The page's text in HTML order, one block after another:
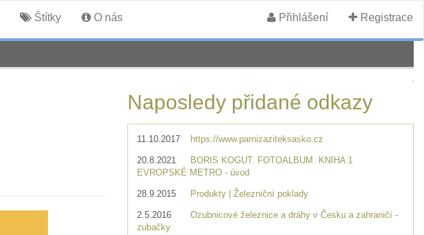
Štítky O nás Přihlášení Registrace
Naposledy přidané odkazy
11.10.2017 https://www.parnizaziteksasko.cz
20.8.2021
BORIS KOGUT. FOTOALBUM. KNIHA 1
EVROPSKÉ METRO - úvod
28.9.2015 Produkty | Železniční poklady
2.5.2016
Ozubnicové železnice a dráhy v Česku a zahraničí -
zubačky